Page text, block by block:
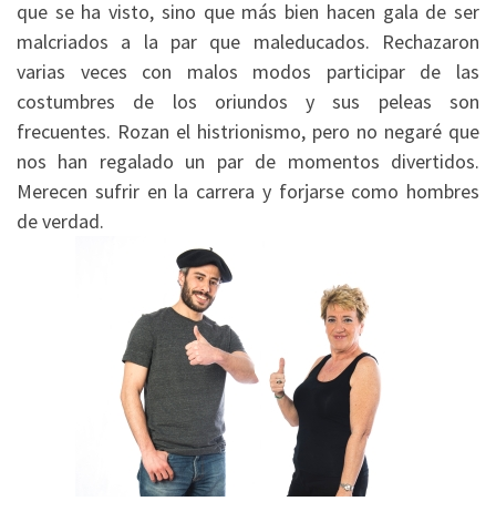
que se ha visto, sino que más bien hacen gala de ser
malcriados a la par que maleducados. Rechazaron
varias veces con malos modos participar de las
costumbres de los oriundos y sus peleas son
frecuentes. Rozan el histrionismo, pero no negaré que
nos han regalado un par de momentos divertidos.
Merecen sufrir en la carrera y forjarse como hombres
de verdad.